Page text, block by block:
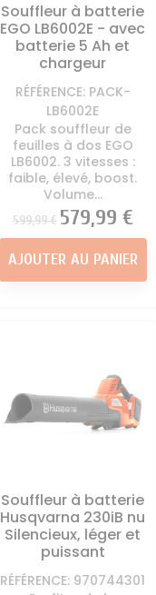
Souffleur à batterie
EGO LB6002E - avec
batterie 5 Ah et
chargeur
RÉFÉRENCE: PACK-
LB6002E
Pack souffleur de
feuilles à dos EGO
LB6002. 3 vitesses :
faible, élevé, boost.
Volume...
Prix
599,99 € Prix
579,99 €
AJOUTER AU PANIER
Souffleur à batterie
Husqvarna 230iB nu
Silencieux, léger et
puissant
RÉFÉRENCE: 970744301